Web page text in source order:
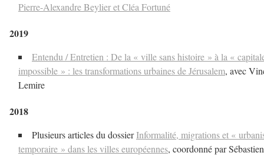
Pierre-Alexandre Beylier et Cléa Fortuné
2019
Entendu / Entretien : De la « ville sans histoire » à la «
impossible » : les transformations urbaines de Jérusalem, avec
Lemire
2018
Plusieurs articles du dossierInformalité, migrations et «
temporaire » dans les villes européennes, coordonné par Sébastien